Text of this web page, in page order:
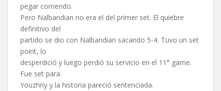
pegar corriendo.
Pero Nalbandian no era el del primer set. El quiebre
definitivo del
partido se dio con Nalbandian sacando 5-4. Tuvo un set
point, lo
desperdició y luego perdió su servicio en el 11° game.
Fue set para
Youzhny y la historia pareció sentenciada.